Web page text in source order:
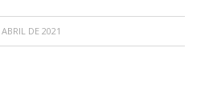
DE 2021